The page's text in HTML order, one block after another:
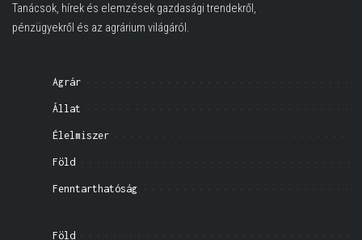
Tanácsok, hírek és elemzések gazdasági trendekről,
pénzügyekről és az agrárium világáról.
Agrár
Állat
Élelmiszer
Föld
Fenntarthatóság
Föld